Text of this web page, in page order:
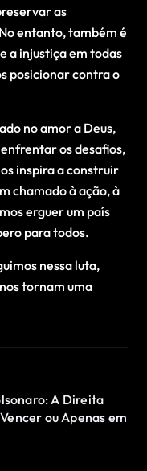
as
entanto, também é
a injustiça em todas
posicionar contra o
no amor a Deus,
os desafios,
inspira a construir
chamado à ação, à
erguer um país
para todos.
nessa luta,
tornam uma
A Direita
ou Apenas em